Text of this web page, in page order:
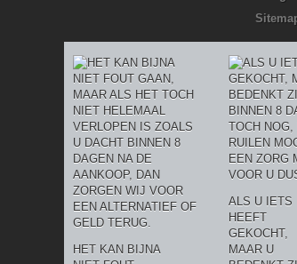
HET KAN BIJNA
ALS U IETS
HEEFT
GEKOCHT,
MAAR U